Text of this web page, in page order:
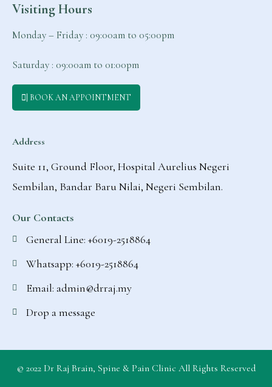
Visiting Hours
Monday – Friday‎‎ : ‎‎‎‎‎09:00am to 05:00pm
Saturday‎‎ : 09:00am to 01:00pm
| BOOK AN APPOINTMENT
Address
Suite 11, Ground Floor, Hospital Aurelius Negeri
Sembilan, Bandar Baru Nilai, Negeri Sembilan.
Our Contacts
General Line: +6019-2518864
Whatsapp: +6019-2518864
Email: admin@drraj.my
Drop a message
© 2022 Dr Raj Brain, Spine & Pain Clinic All Rights Reserved